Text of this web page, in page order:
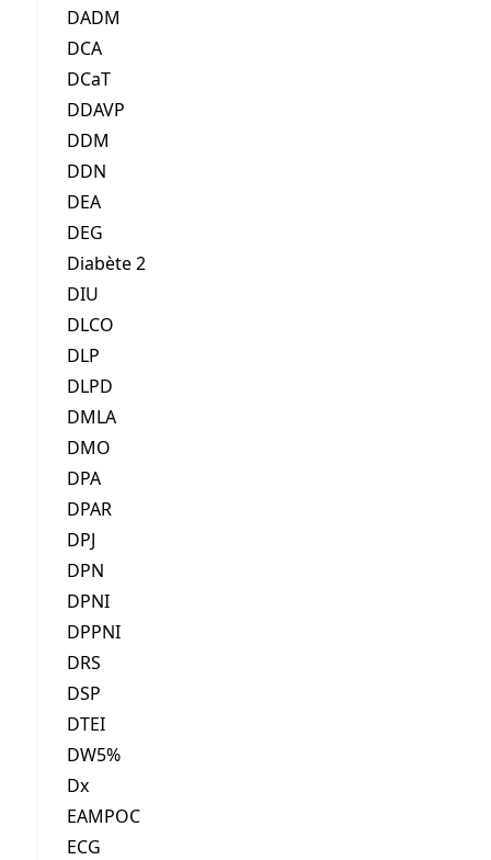
DADM
DCA
DCaT
DDAVP
DDM
DDN
DEA
DEG
Diabète 2
DIU
DLCO
DLP
DLPD
DMLA
DMO
DPA
DPAR
DPJ
DPN
DPNI
DPPNI
DRS
DSP
DTEI
DW5%
Dx
EAMPOC
ECG